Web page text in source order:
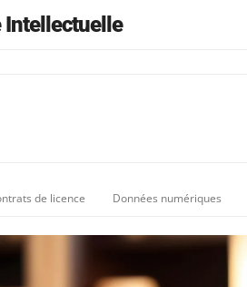
Intellectuelle
de licence Données numériques